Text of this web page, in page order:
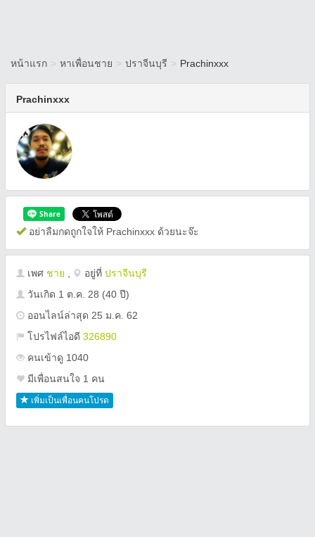
หน้าแรก > หาเพื่อนชาย > ปราจีนบุรี > Prachinxxx
Prachinxxx
อย่าลืมกดถูกใจให้ Prachinxxx ด้วยนะจ๊ะ
เพศ ชาย อยู่ที่ ปราจีนบุรี
วันเกิด 1 ต.ค. 28 (40 ปี)
ออนไลน์ล่าสุด 25 ม.ค. 62
โปรไฟล์ไอดี 326890
คนเข้าดู 1040
มีเพื่อนสนใจ 1 คน
เพิ่มเป็นเพื่อนคนโปรด